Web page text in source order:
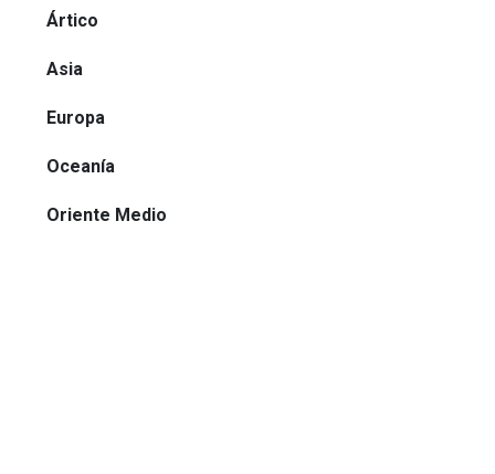
Ártico
Asia
Europa
Oceanía
Oriente Medio